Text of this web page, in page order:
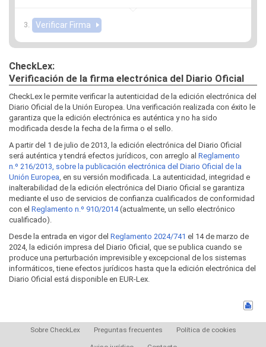
CheckLex:
Verificación de la firma electrónica del Diario Oficial
CheckLex le permite verificar la autenticidad de la edición electrónica del
Diario Oficial de la Unión Europea. Una verificación realizada con éxito le
garantiza que la edición electrónica es auténtica y no ha sido
modificada desde la fecha de la firma o el sello.
A partir del 1 de julio de 2013, la edición electrónica del Diario Oficial
será auténtica y tendrá efectos jurídicos, con arreglo al Reglamento
n.º 216/2013, sobre la publicación electrónica del Diario Oficial de la
Unión Europea, en su versión modificada. La autenticidad, integridad e
inalterabilidad de la edición electrónica del Diario Oficial se garantiza
mediante el uso de servicios de confianza cualificados de conformidad
con el Reglamento n.º 910/2014(actualmente, un sello electrónico
cualificado).
Desde la entrada en vigor del Reglamento 2024/741 el 14 de marzo de
2024, la edición impresa del Diario Oficial, que se publica cuando se
produce una perturbación imprevisible y excepcional de los sistemas
informáticos, tiene efectos jurídicos hasta que la edición electrónica del
Diario Oficial está disponible en EUR-Lex.
Sobre CheckLex Preguntas frecuentes Política de cookies